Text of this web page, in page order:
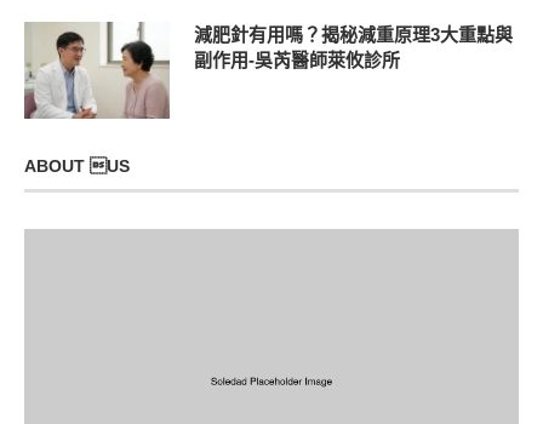
減肥針有用嗎？揭秘減重原理3大重點與
副作用-吳芮醫師萊攸診所
ABOUT US